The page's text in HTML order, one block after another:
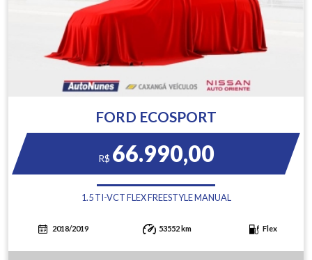
FORD ECOSPORT
R$ 66.990,00
1.5 TI-VCT FLEX FREESTYLE MANUAL
2018/2019 53552 km Flex